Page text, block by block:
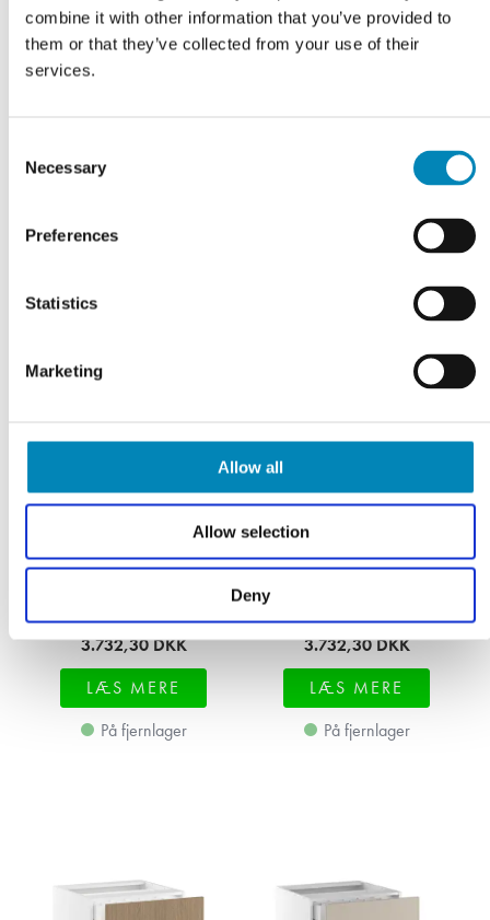
combine it with other information that you’ve provided to
them or that they’ve collected from your use of their
services.
Selection
Necessary
Preferences
Statistics
Marketing
Allow all
Allow selection
Deny
indv. skuffe. H:704 B:600
D:580
3.732,30
indv. skuffe. H:704 B:600
D:580
Underskab, 2 skuffer,
3.732,30DKK
LÆS MERE
På fjernlager
Underskab, 2 skuffer,
indv. skuffe. H:704 B:600
3.732,30DKK
LÆS MERE
På fjernlager